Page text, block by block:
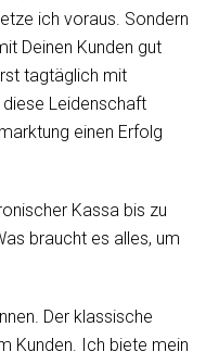
ich voraus. Sondern
Deinen Kunden gut
tagtäglich mit
diese Leidenschaft
einen Erfolg
Kassa bis zu
braucht es alles, um
Der klassische
Kunden. Ich biete mein